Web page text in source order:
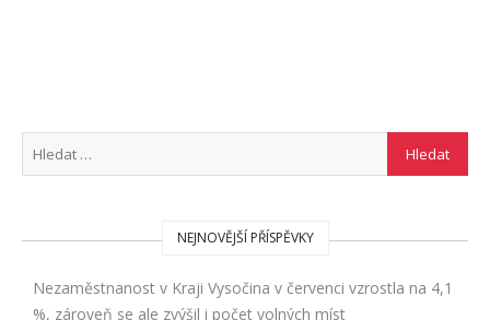
NEJNOVĚJŠÍ PŘÍSPĚVKY
Nezaměstnanost v Kraji Vysočina v červenci vzrostla na 4,1
%, zároveň se ale zvýšil i počet volných míst